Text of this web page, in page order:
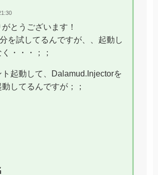
とうございます！
を試してるんですが、、起動し
・・・；；
ト起動して、Dalamud.Injectorを
してるんですが；；